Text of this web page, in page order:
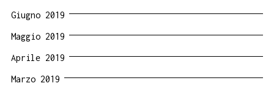
Giugno 2019
Maggio 2019
Aprile 2019
Marzo 2019